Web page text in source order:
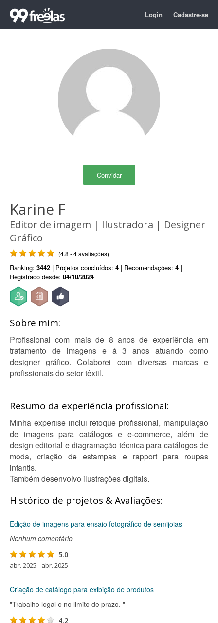
Login Cadastre-se
Convidar
Karine F
Editor de imagem | Ilustradora | Designer
Gráfico
(4.8 - 4 avaliações)
Ranking: 3442 | Projetos concluídos: 4 | Recomendações: 4 |
Registrado desde: 04/10/2024
Sobre mim:
Profissional com mais de 8 anos de experiência em
tratamento de imagens e á 3 anos atuando como
designer gráfico. Colaborei com diversas marcas e
profissionais do setor têxtil.
Resumo da experiência profissional:
Minha expertise inclui retoque profissional, manipulação
de imagens para catálogos e e-commerce, além de
design editorial e diagramação técnica para catálogos de
moda, criação de estampas e rapport para roupas
infantis.
Também desenvolvo ilustrações digitais.
Histórico de projetos & Avaliações:
Edição de imagens para ensaio fotográfico de semijoias
Nenhum comentário
5.0
abr. 2025 - abr. 2025
Criação de catálogo para exibição de produtos
"Trabalho legal e no limite de prazo. "
4.2